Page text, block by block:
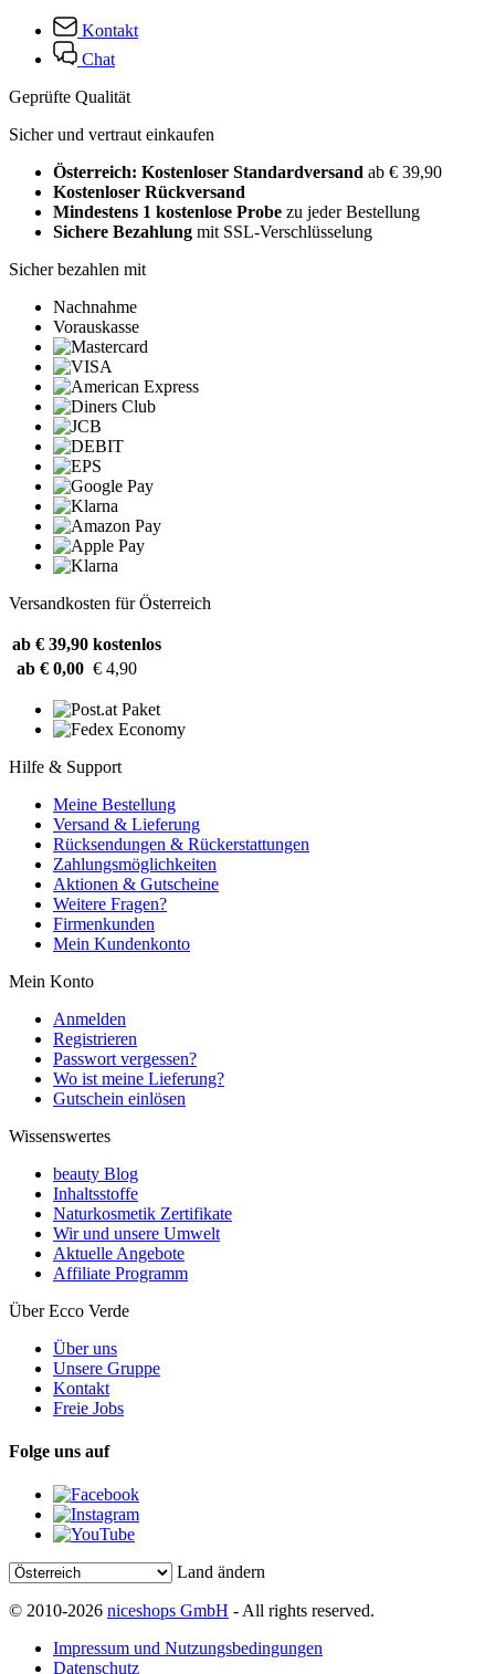
Kontakt
Chat
Geprüfte Qualität
Sicher und vertraut einkaufen
Österreich: Kostenloser Standardversand ab € 39,90
Kostenloser Rückversand
Mindestens 1 kostenlose Probe zu jeder Bestellung
Sichere Bezahlung mit SSL-Verschlüsselung
Sicher bezahlen mit
Nachnahme
Vorauskasse
Versandkosten für Österreich
ab € 39,90 kostenlos
ab € 0,00 € 4,90
Hilfe & Support
Meine Bestellung
Versand & Lieferung
Rücksendungen & Rückerstattungen
Zahlungsmöglichkeiten
Aktionen & Gutscheine
Weitere Fragen?
Firmenkunden
Mein Kundenkonto
Mein Konto
Anmelden
Registrieren
Passwort vergessen?
Wo ist meine Lieferung?
Gutschein einlösen
Wissenswertes
beauty Blog
Inhaltsstoffe
Naturkosmetik Zertifikate
Wir und unsere Umwelt
Aktuelle Angebote
Affiliate Programm
Über Ecco Verde
Über uns
Unsere Gruppe
Kontakt
Freie Jobs
Folge uns auf
Land ändern
© 2010-2026 niceshops GmbH - All rights reserved.
Impressum und Nutzungsbedingungen
Datenschutz